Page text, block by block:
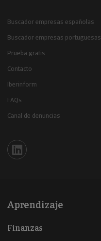
Buscador empresas españolas
Buscador empresas portuguesas
Prueba gratis
Contacto
Iberinform
FAQs
Canal de denuncias
Iberinform en Linkedin
Aprendizaje
Finanzas